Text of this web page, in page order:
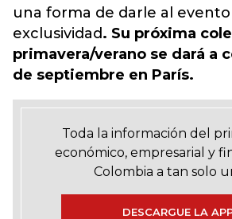
una forma de darle al
exclusividad. Su próxima
primavera/verano se dará a
de septiembre en París.
Toda la información del
económico, empresarial y
Colombia a tan solo
DESCARGUE LA